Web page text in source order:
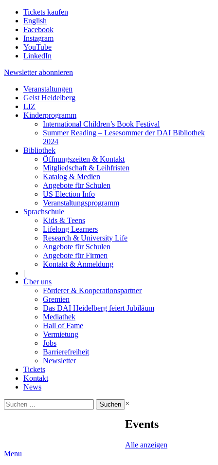
Tickets kaufen
English
Facebook
Instagram
YouTube
LinkedIn
Newsletter abonnieren
Veranstaltungen
Geist Heidelberg
LIZ
Kinderprogramm
International Children’s Book Festival
Summer Reading – Lesesommer der DAI Bibliothek
2024
Bibliothek
Öffnungszeiten & Kontakt
Mitgliedschaft & Leihfristen
Katalog & Medien
Angebote für Schulen
US Election Info
Veranstaltungsprogramm
Sprachschule
Kids & Teens
Lifelong Learners
Research & University Life
Angebote für Schulen
Angebote für Firmen
Kontakt & Anmeldung
|
Über uns
Förderer & Kooperationspartner
Gremien
Das DAI Heidelberg feiert Jubiläum
Mediathek
Hall of Fame
Vermietung
Jobs
Barrierefreiheit
Newsletter
Tickets
Kontakt
News
Suchen
nach:
×
Events
Alle anzeigen
Menu